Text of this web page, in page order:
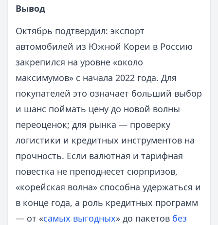
Вывод
Октябрь подтвердил: экспорт
автомобилей из Южной Кореи в Россию
закрепился на уровне «около
максимумов» с начала 2022 года. Для
покупателей это означает больший выбор
и шанс поймать цену до новой волны
переоценок; для рынка — проверку
логистики и кредитных инструментов на
прочность. Если валютная и тарифная
повестка не преподнесет сюрпризов,
«корейская волна» способна удержаться и
в конце года, а роль кредитных программ
— от «самых выгодных» до пакетов без